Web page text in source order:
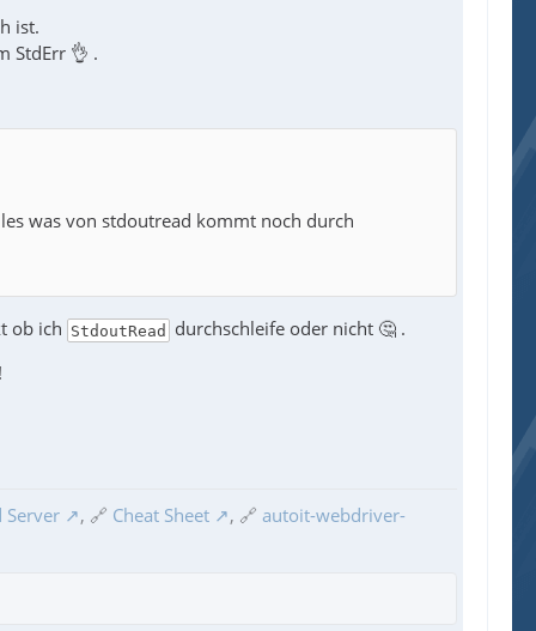
ist.
StdErr 👌 .
was von stdoutread kommt noch durch
ob ich StdoutRead
durchschleife oder nicht 🤔 .
Server , 🔗 Cheat Sheet , 🔗 autoit-webdriver-